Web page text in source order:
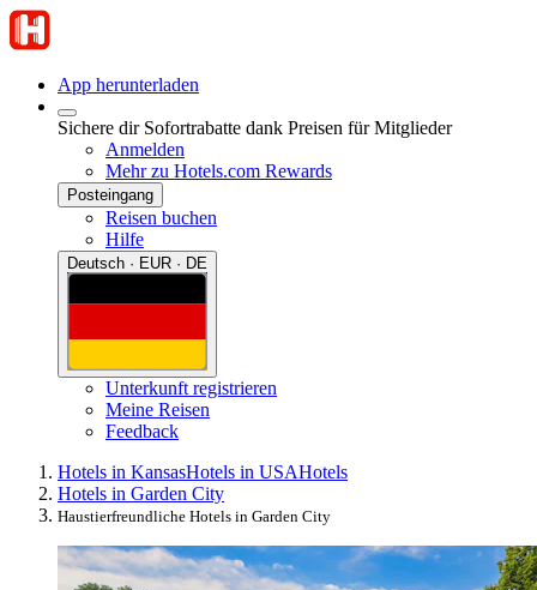
App herunterladen
Sichere dir Sofortrabatte dank Preisen für Mitglieder
Anmelden
Mehr zu Hotels.com Rewards
Posteingang
Reisen buchen
Hilfe
Deutsch · EUR · DE
Unterkunft registrieren
Meine Reisen
Feedback
Hotels in KansasHotels in USAHotels
Hotels in Garden City
Haustierfreundliche Hotels in Garden City